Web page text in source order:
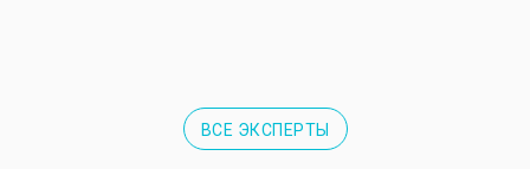
ВСЕ ЭКСПЕРТЫ